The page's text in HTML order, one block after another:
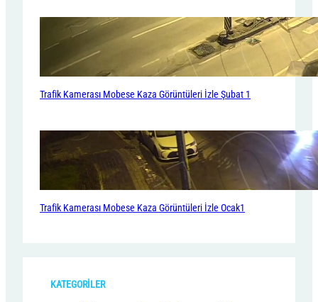
Trafik Kamerası Mobese Kaza Görüntüleri İzle Şubat 1
Trafik Kamerası Mobese Kaza Görüntüleri İzle Ocak1
KATEGORİLER